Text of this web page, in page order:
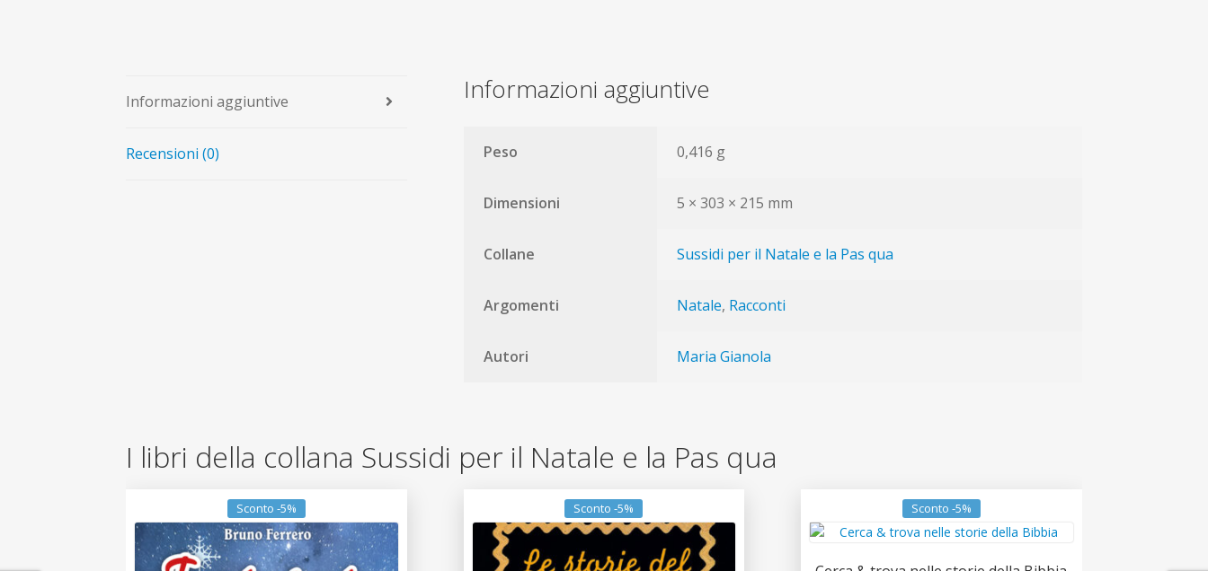
Informazioni aggiuntive
Recensioni (0)
Informazioni aggiuntive
Peso 0,416 g
Dimensioni 5 × 303 × 215 mm
Collane Sussidi per il Natale e la Pas qua
Argomenti Natale, Racconti
Autori Maria Gianola
I libri della collana Sussidi per il Natale e la Pas qua
Sconto -5% Sconto -5% Sconto -5%